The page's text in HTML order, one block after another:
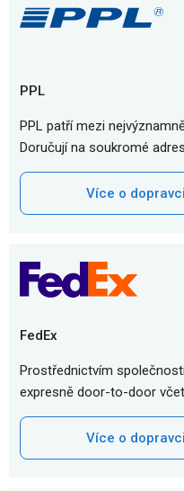
PPL
PPL patří mezi
Doručují na soukromé
Více o dopravci
FedEx
Prostřednictvím
expresně door-to-door
Více o dopravci